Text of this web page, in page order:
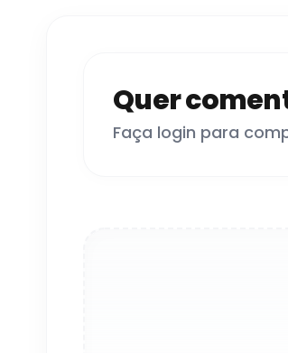
Quer
Faça login para